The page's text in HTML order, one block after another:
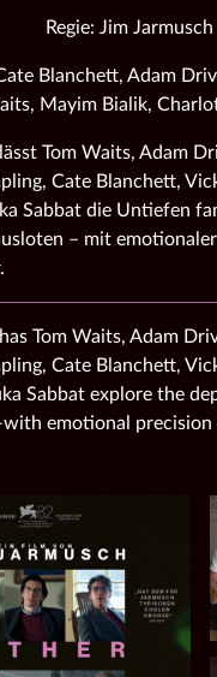
Regie: Jim Jarmusch
Blanchett, Adam
Mayim Bialik,
Tom Waits, Adam
Cate Blanchett,
Sabbat die Untiefen
– mit
Tom Waits, Adam
Cate Blanchett,
Sabbat explore the
emotional precision